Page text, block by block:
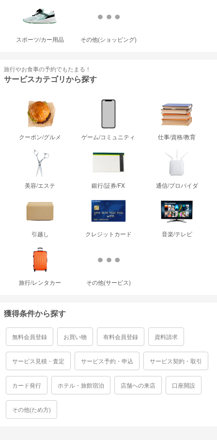
スポーツ/カー用品 その他(ショッピング)
旅行やお食事の予約でもたまる！
サービスカテゴリから探す
クーポン/グルメ ゲーム/コミュニティ 仕事/資格/教育
美容/エステ 銀行/証券/FX 通信/プロバイダ
引越し クレジットカード 音楽/テレビ
旅行/レンタカー その他(サービス)
獲得条件から探す
無料会員登録 お買い物 有料会員登録 資料請求
サービス見積・査定 サービス予約・申込 サービス契約・取引
カード発行 ホテル・旅館宿泊 店舗への来店 口座開設
その他(ため方)